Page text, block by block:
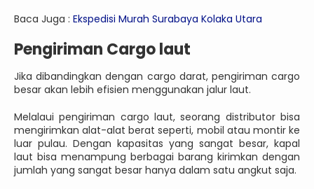
Baca Juga : Ekspedisi Murah Surabaya Kolaka Utara
Pengiriman Cargo laut
Jika dibandingkan dengan cargo darat, pengiriman cargo
besar akan lebih efisien menggunakan jalur laut.
Melalaui pengiriman cargo laut, seorang distributor bisa
mengirimkan alat-alat berat seperti, mobil atau montir ke
luar pulau. Dengan kapasitas yang sangat besar, kapal
laut bisa menampung berbagai barang kirimkan dengan
jumlah yang sangat besar hanya dalam satu angkut saja.